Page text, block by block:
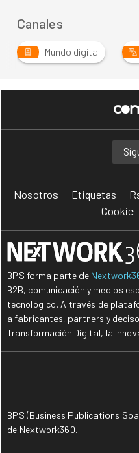
Canales
Mundo digital
Nosotros Etiquetas
Cookie
BPS forma parte de
B2B, comunicación y medios
tecnológico. A través de
a fabricantes, partners y
Transformación Digital, la
BPS (Business Publications
de Nextwork360.